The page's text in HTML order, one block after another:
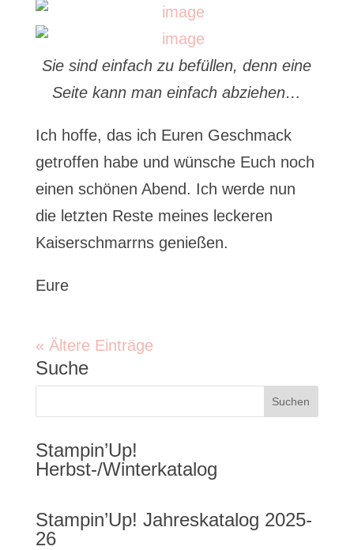
Sie sind einfach zu befüllen, denn eine
Seite kann man einfach abziehen…
Ich hoffe, das ich Euren Geschmack
getroffen habe und wünsche Euch noch
einen schönen Abend. Ich werde nun
die letzten Reste meines leckeren
Kaiserschmarrns genießen.
Eure
« Ältere Einträge
Suche
Stampin’Up!
Herbst-/Winterkatalog
Stampin’Up! Jahreskatalog 2025-
26